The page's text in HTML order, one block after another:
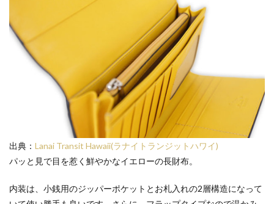
出典： Lanai Transit Hawaii(ラナイトランジットハワイ)
パッと見で目を惹く鮮やかなイエローの長財布。
内装は、小銭用のジッパーポケットとお札入れの2層構造になって